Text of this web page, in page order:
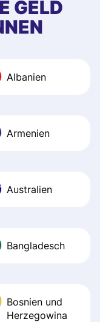
GELD
Albanien
Armenien
Australien
Bangladesch
Bosnien und
Herzegowina